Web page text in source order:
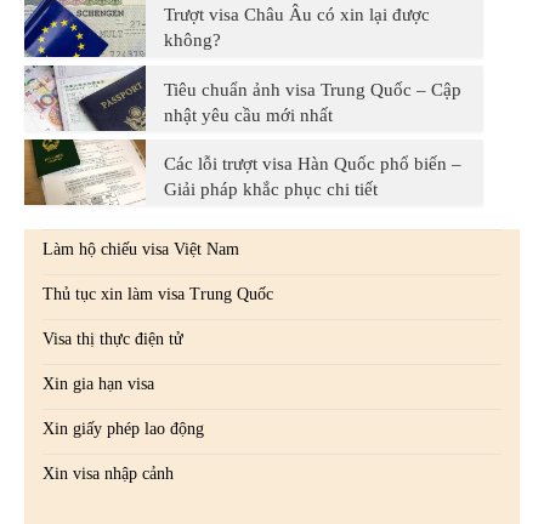
Trượt visa Châu Âu có xin lại được
không?
Tiêu chuẩn ảnh visa Trung Quốc – Cập
nhật yêu cầu mới nhất
Các lỗi trượt visa Hàn Quốc phổ biến –
Giải pháp khắc phục chi tiết
Làm hộ chiếu visa Việt Nam
Thủ tục xin làm visa Trung Quốc
Visa thị thực điện tử
Xin gia hạn visa
Xin giấy phép lao động
Xin visa nhập cảnh